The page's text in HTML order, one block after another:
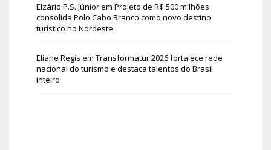
Elzário P.S. Júniorem Projeto de R$ 500 milhões
consolida Polo Cabo Branco como novo destino
turístico no Nordeste
Eliane Regis em Transformatur 2026 fortalece rede
nacional do turismo e destaca talentos do Brasil
inteiro